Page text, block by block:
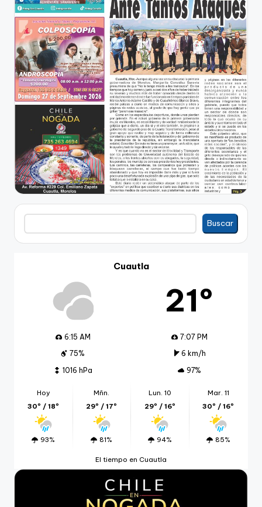
Buscar
Buscar
Cuautla
21º
6:15 AM
7:07 PM
75%
6 km/h
1016 hPa
97%
Hoy
30º / 18º
93%
Mñn.
29º / 17º
81%
Lun. 10
29º / 16º
94%
Mar. 11
30º / 16º
85%
El tiempo en Cuautla